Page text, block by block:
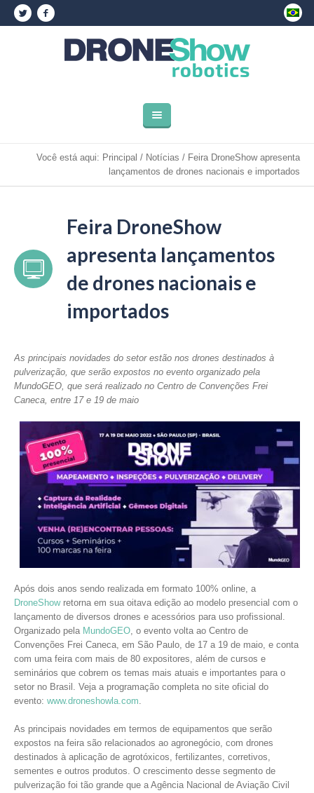
Você está aqui: Principal / Notícias / Feira DroneShow apresenta
lançamentos de drones nacionais e importados
Feira DroneShow
apresenta lançamentos
de drones nacionais e
importados
As principais novidades do setor estão nos drones destinados à
pulverização, que serão expostos no evento organizado pela
MundoGEO, que será realizado no Centro de Convenções Frei
Caneca, entre 17 e 19 de maio
Após dois anos sendo realizada em formato 100% online, a
DroneShowretorna em sua oitava edição ao modelo presencial com o
lançamento de diversos drones e acessórios para uso profissional.
Organizado pela MundoGEO, o evento volta ao Centro de
Convenções Frei Caneca, em São Paulo, de 17 a 19 de maio, e conta
com uma feira com mais de 80 expositores, além de cursos e
seminários que cobrem os temas mais atuais e importantes para o
setor no Brasil. Veja a programação completa no site oficial do
evento: www.droneshowla.com.
As principais novidades em termos de equipamentos que serão
expostos na feira são relacionados ao agronegócio, com drones
destinados à aplicação de agrotóxicos, fertilizantes, corretivos,
sementes e outros produtos. O crescimento desse segmento de
pulverização foi tão grande que a Agência Nacional de Aviação Civil